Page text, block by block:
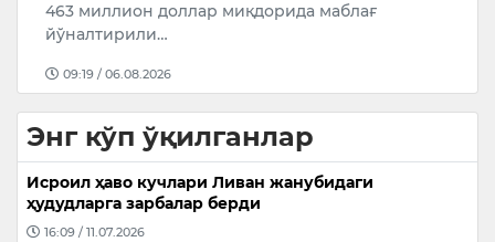
463 миллион доллар миқдорида маблағ
йўналтирили…
09:19 / 06.08.2026
Энг кўп ўқилганлар
Исроил ҳаво кучлари Ливан жанубидаги
ҳудудларга зарбалар берди
16:09 / 11.07.2026